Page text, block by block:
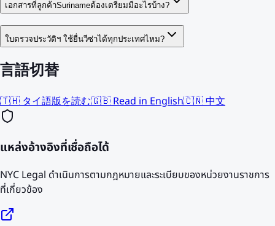
เอกสารที่ลูกค้าSurinameต้องเตรียมมีอะไรบ้าง?
ใบตรวจประวัติฯ ใช้ยื่นวีซ่าได้ทุกประเทศไหม?
言語切替
🇹🇭 タイ語版を読む🇬🇧 Read in English🇨🇳 中文
แหล่งอ้างอิงที่เชื่อถือได้
NYC Legal ดำเนินการตามกฎหมายและระเบียบของหน่วยงานราชการ
ที่เกี่ยวข้อง